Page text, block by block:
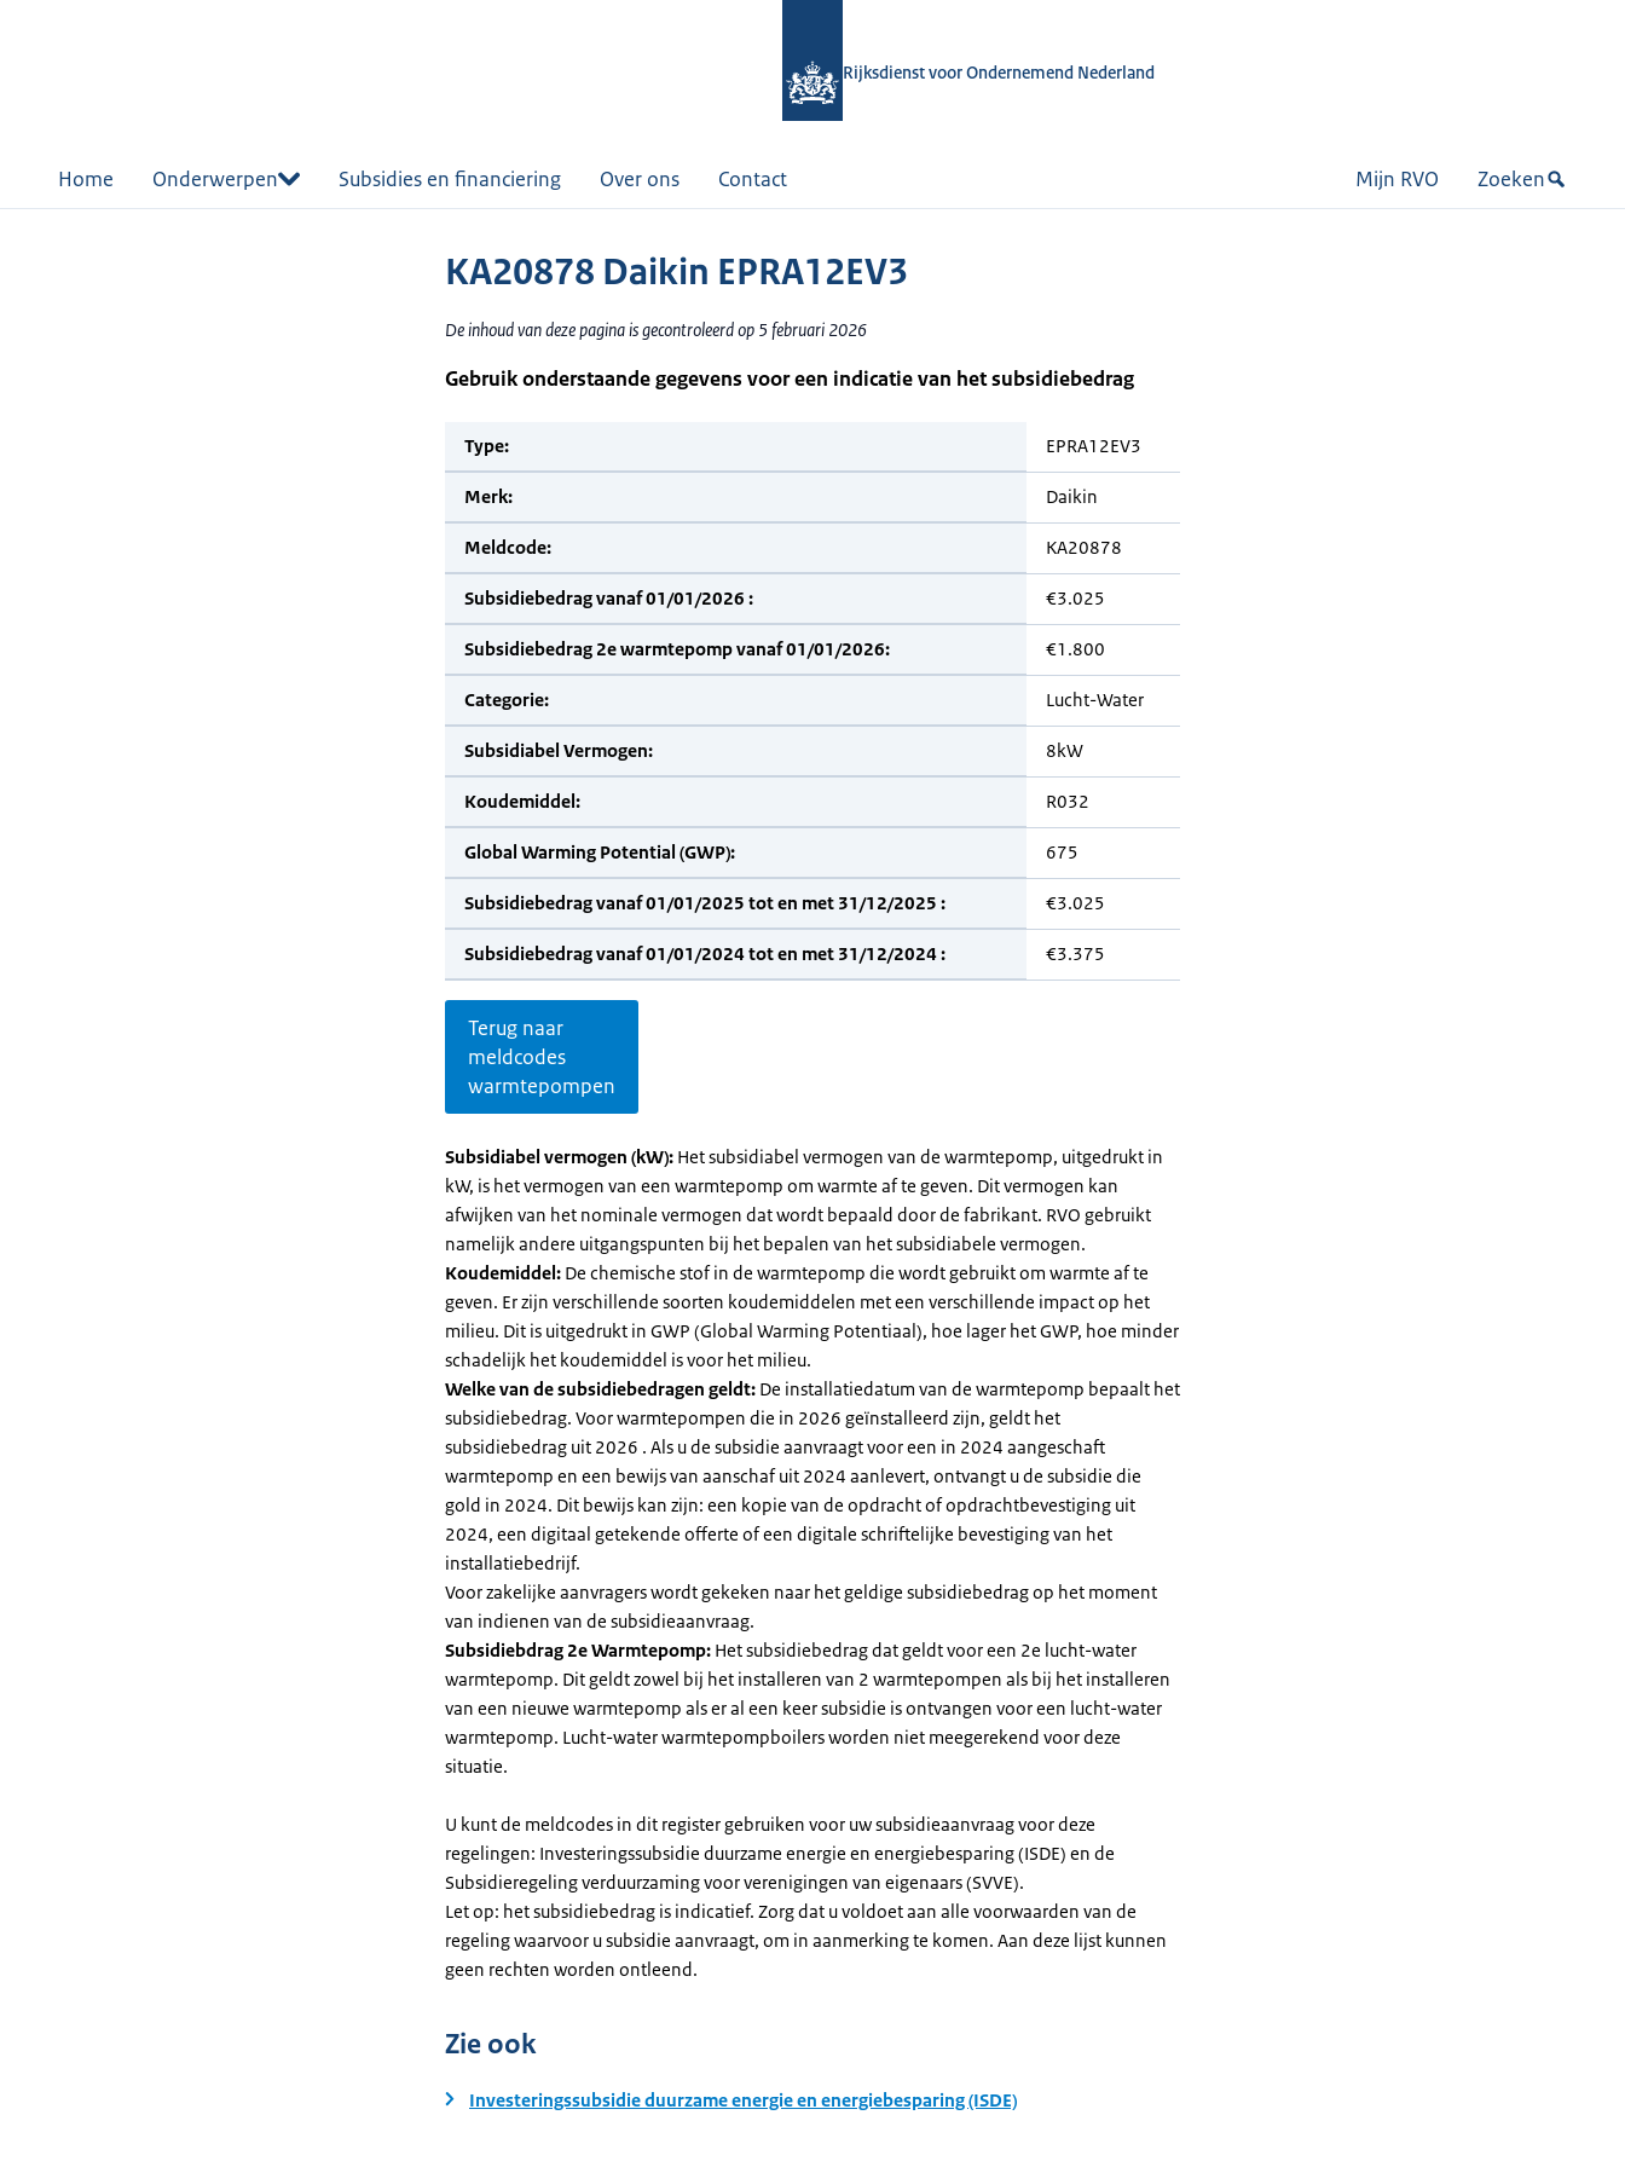
Rijksdienst voor Ondernemend Nederland
Home Onderwerpen Subsidies en financiering Over ons Contact Mijn RVO Zoeken
KA20878 Daikin EPRA12EV3
De inhoud van deze pagina is gecontroleerd op 5 februari 2026
Gebruik onderstaande gegevens voor een indicatie van het subsidiebedrag
Type: EPRA12EV3
Merk: Daikin
Meldcode: KA20878
Subsidiebedrag vanaf 01/01/2026 : €3.025
Subsidiebedrag 2e warmtepomp vanaf 01/01/2026: €1.800
Categorie: Lucht-Water
Subsidiabel Vermogen: 8kW
Koudemiddel: R032
Global Warming Potential (GWP): 675
Subsidiebedrag vanaf 01/01/2025 tot en met 31/12/2025 : €3.025
Subsidiebedrag vanaf 01/01/2024 tot en met 31/12/2024 : €3.375
Terug naar
meldcodes
warmtepompen
Subsidiabel vermogen (kW): Het subsidiabel vermogen van de warmtepomp, uitgedrukt in
kW, is het vermogen van een warmtepomp om warmte af te geven. Dit vermogen kan
afwijken van het nominale vermogen dat wordt bepaald door de fabrikant. RVO gebruikt
namelijk andere uitgangspunten bij het bepalen van het subsidiabele vermogen.
Koudemiddel: De chemische stof in de warmtepomp die wordt gebruikt om warmte af te
geven. Er zijn verschillende soorten koudemiddelen met een verschillende impact op het
milieu. Dit is uitgedrukt in GWP (Global Warming Potentiaal), hoe lager het GWP, hoe minder
schadelijk het koudemiddel is voor het milieu.
Welke van de subsidiebedragen geldt: De installatiedatum van de warmtepomp bepaalt het
subsidiebedrag. Voor warmtepompen die in 2026 geïnstalleerd zijn, geldt het
subsidiebedrag uit 2026 . Als u de subsidie aanvraagt voor een in 2024 aangeschaft
warmtepomp en een bewijs van aanschaf uit 2024 aanlevert, ontvangt u de subsidie die
gold in 2024. Dit bewijs kan zijn: een kopie van de opdracht of opdrachtbevestiging uit
2024, een digitaal getekende offerte of een digitale schriftelijke bevestiging van het
installatiebedrijf.
Voor zakelijke aanvragers wordt gekeken naar het geldige subsidiebedrag op het moment
van indienen van de subsidieaanvraag.
Subsidiebdrag 2e Warmtepomp: Het subsidiebedrag dat geldt voor een 2e lucht-water
warmtepomp. Dit geldt zowel bij het installeren van 2 warmtepompen als bij het installeren
van een nieuwe warmtepomp als er al een keer subsidie is ontvangen voor een lucht-water
warmtepomp. Lucht-water warmtepompboilers worden niet meegerekend voor deze
situatie.
U kunt de meldcodes in dit register gebruiken voor uw subsidieaanvraag voor deze
regelingen: Investeringssubsidie duurzame energie en energiebesparing (ISDE) en de
Subsidieregeling verduurzaming voor verenigingen van eigenaars (SVVE).
Let op: het subsidiebedrag is indicatief. Zorg dat u voldoet aan alle voorwaarden van de
regeling waarvoor u subsidie aanvraagt, om in aanmerking te komen. Aan deze lijst kunnen
geen rechten worden ontleend.
Zie ook
Investeringssubsidie duurzame energie en energiebesparing (ISDE)